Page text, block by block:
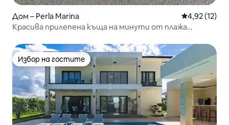
Дом – Perla Marina Средна
4,92 (12)
Красива прилепена къща на минути от плажа
Избор на гостите
Избор на гостите